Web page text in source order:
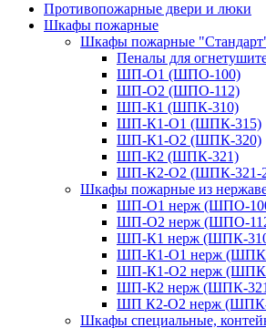
Противопожарные двери и люки
Шкафы пожарные
Шкафы пожарные
Пеналы для
ШП-О1 (ШПО-100)
ШП-О2 (ШПО-112)
ШП-К1 (ШПК-310)
ШП-К1-О1 (ШПК-315)
ШП-К1-О2 (ШПК-320)
ШП-К2 (ШПК-321)
ШП-К2-О2 (ШПК-321-
Шкафы пожарные из
ШП-О1 нерж (ШПО-
ШП-О2 нерж (ШПО-
ШП-К1 нерж (ШПК-
ШП-К1-О1 нерж
ШП-К1-О2 нерж
ШП-К2 нерж (ШПК-
ШП К2-О2 нерж (ШПК-
Шкафы специальные,